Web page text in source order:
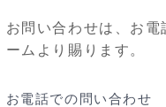
お問い合わせは、お
ームより賜ります。
お電話での問い合わせ